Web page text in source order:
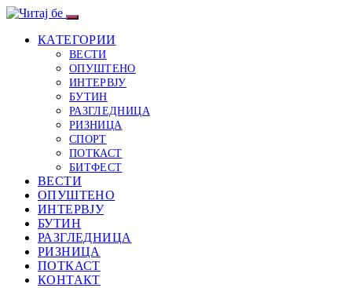
КАТЕГОРИИ
ВЕСТИ
ОПУШТЕНО
ИНТЕРВЈУ
БУТИН
РАЗГЛЕДНИЦА
РИЗНИЦА
СПОРТ
ПОТКАСТ
БИТФЕСТ
ВЕСТИ
ОПУШТЕНО
ИНТЕРВЈУ
БУТИН
РАЗГЛЕДНИЦА
РИЗНИЦА
ПОТКАСТ
КОНТАКТ